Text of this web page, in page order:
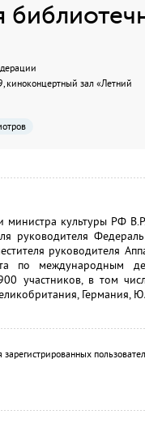
киноконцертный зал «Летний
министра культуры РФ
руководителя
руководителя
по международным
участников, в том
Германия,